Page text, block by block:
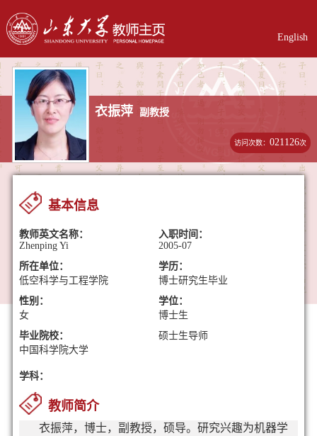
English
衣振萍 副教授
访问次数：021126次
基本信息
教师英文名称：
Zhenping Yi
入职时间：
2005-07
所在单位：
低空科学与工程学院
学历：
博士研究生毕业
性别：
女
学位：
博士生
毕业院校：
中国科学院大学
硕士生导师
学科：
教师简介
衣振萍，博士，副教授，硕导。研究兴趣为机器学